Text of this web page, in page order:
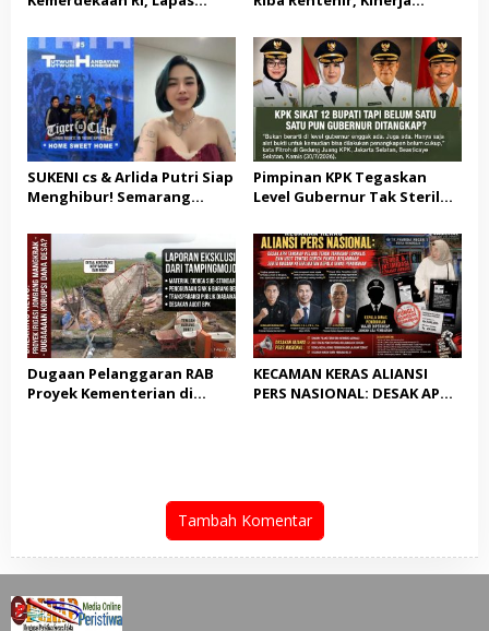
Sosial dan Pemeriksaan
Kesehatan Gratis bagi
Masyarakat
Satreskrim Polresta
Karawang unit krimum
Patut di Pertanyakan
SUKENI cs & Arlida Putri Siap
Menghibur! Semarang
Akbar “Back On Track” 2026–
2029
Pimpinan KPK Tegaskan
Level Gubernur Tak Steril
Cukup, Bukan Dilindungi
Dugaan Pelanggaran RAB
Proyek Kementerian di
KECAMAN KERAS ALIANSI
PERS NASIONAL: DESAK APH
KEPALA DINAS PENDIDIKAN
Tambah Komentar